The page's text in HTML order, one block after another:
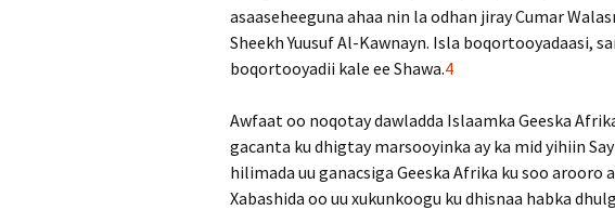
asaaseheeguna ahaa nin la odhan jiray Cumar
Sheekh Yuusuf Al-Kawnayn. Isla boqortooyadaasi,
boqortooyadii kale ee Shawa.4
Awfaat oo noqotay dawladda Islaamka Geeska
gacanta ku dhigtay marsooyinka ay ka mid yihiin
hilimada uu ganacsiga Geeska Afrika ku soo arooro
Xabashida oo uu xukunkoogu ku dhisnaa habka